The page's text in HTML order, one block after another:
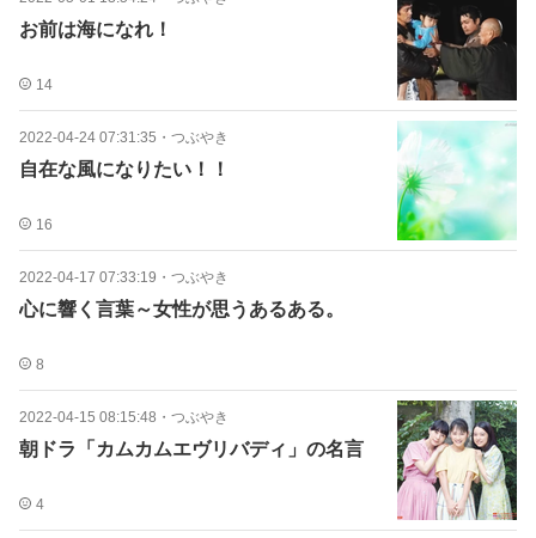
お前は海になれ！
14
2022-04-24 07:31:35 ・ つぶやき
自在な風になりたい！！
16
2022-04-17 07:33:19 ・ つぶやき
心に響く言葉～女性が思うあるある。
8
2022-04-15 08:15:48 ・ つぶやき
朝ドラ「カムカムエヴリバディ」の名言
4